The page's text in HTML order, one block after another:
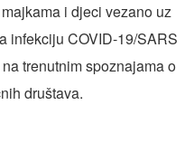
i djeci vezano uz
infekciju COVID-19/SARS
trenutnim spoznajama o
društava.